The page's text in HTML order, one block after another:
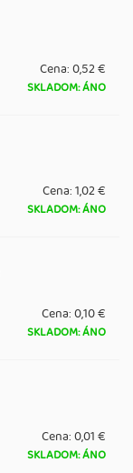
Cena:0,52 €
SKLADOM: ÁNO
Cena:1,02 €
SKLADOM: ÁNO
Cena:0,10 €
SKLADOM: ÁNO
Cena:0,01 €
SKLADOM: ÁNO